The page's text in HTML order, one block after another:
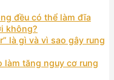
đều có thể làm đĩa
không?
là gì và vì sao gây rung
làm tăng nguy cơ rung